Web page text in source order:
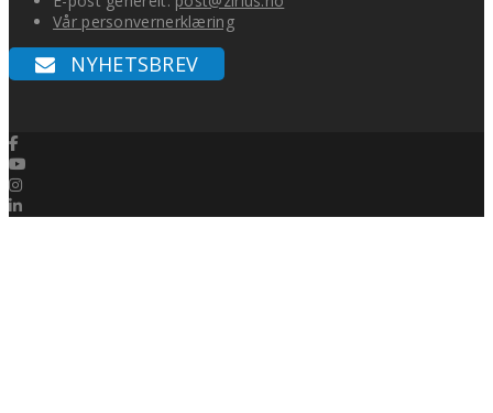
Vår personvernerklæring
NYHETSBREV